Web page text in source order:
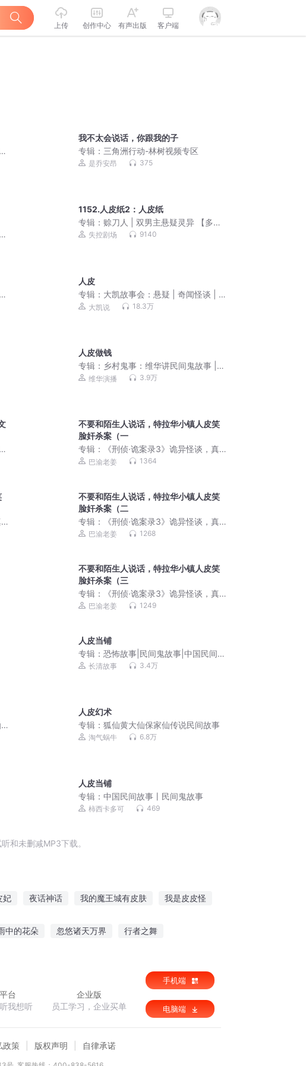
上传 创作中心 有声出版 客户端
我不太会说话，你跟我的子
专辑： 三角洲行动-林树视频专区
是乔安昂 375
1152.人皮纸2：人皮纸
专辑： 赊刀人 | 双男主悬疑灵异 【多人
有声剧】
失控剧场 9140
人皮
专辑： 大凯故事会：悬疑 | 奇闻怪谈 | 鬼
故事 | 恐怖故事
大凯说 18.3万
人皮做钱
专辑： 乡村鬼事：维华讲民间鬼故事 |
恐怖故事
维华演播 3.9万
不要和陌生人说话，特拉华小镇人皮笑
脸奸杀案（一
专辑：
《刑侦·诡案录3》诡异怪谈，真
实事件
巴渝老姜 1364
不要和陌生人说话，特拉华小镇人皮笑
脸奸杀案（二
专辑：
《刑侦·诡案录3》诡异怪谈，真
实事件
巴渝老姜 1268
不要和陌生人说话，特拉华小镇人皮笑
脸奸杀案（三
专辑：
《刑侦·诡案录3》诡异怪谈，真
实事件
巴渝老姜 1249
人皮当铺
专辑：恐怖故事|民间鬼故事|中国民间故
事 长清故事 3.4万
人皮幻术
专辑：狐仙黄大仙保家仙传说民间故事
淘气蜗牛 6.8万
人皮当铺
专辑：中国民间故事丨民间鬼故事
柿西卡多可 469
和未删减MP3下载。
妃 夜话神话 我的魔王城有皮肤 我是皮皮怪
中的花朵 忽悠诸天万界 行者之舞
台
我想听
企业版
员工学习，企业买单
手机端
电脑端
政策 版权声明 自律承诺